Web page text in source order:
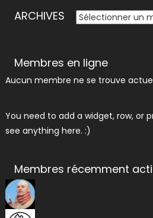
ARCHIVES ARCHIVES
Membres en ligne
Aucun membre ne se trouve
You need to add a widget, row, or
see anything here. :)
Membres récemment